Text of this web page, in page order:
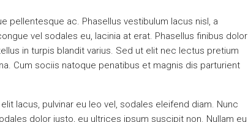
pellentesque ac. Phasellus vestibulum lacus nisl, a
vel sodales eu, lacinia at erat. Phasellus finibus dolor
in turpis blandit varius. Sed ut elit nec lectus pretium
Cum sociis natoque penatibus et magnis dis parturient
lacus, pulvinar eu leo vel, sodales eleifend diam. Nunc
dolor justo, eu ultrices ipsum suscipit non. Nullam eu